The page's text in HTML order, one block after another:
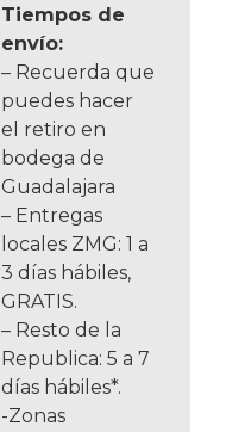
Tiempos de
envío:
– Recuerda que
puedes hacer
el retiro en
bodega de
Guadalajara
– Entregas
locales ZMG: 1 a
3 días hábiles,
GRATIS.
– Resto de la
Republica: 5 a 7
días hábiles*.
-Zonas